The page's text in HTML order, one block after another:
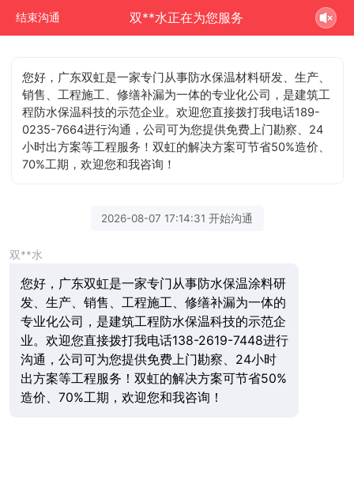
结束沟通 双**水正在为您服务
您好，广东双虹是一家专门从事防水保温材料研发、生产、
销售、工程施工、修缮补漏为一体的专业化公司，是建筑工
程防水保温科技的示范企业。欢迎您直接拨打我电话189-
0235-7664进行沟通，公司可为您提供免费上门勘察、24
小时出方案等工程服务！双虹的解决方案可节省50%造价、
70%工期，欢迎您和我咨询！
2026-08-07 17:14:31 开始沟通
双**水
您好，广东双虹是一家专门从事防水保温涂料研
发、生产、销售、工程施工、修缮补漏为一体的
专业化公司，是建筑工程防水保温科技的示范企
业。欢迎您直接拨打我电话138-2619-7448进行
沟通，公司可为您提供免费上门勘察、24小时
出方案等工程服务！双虹的解决方案可节省50%
造价、70%工期，欢迎您和我咨询！